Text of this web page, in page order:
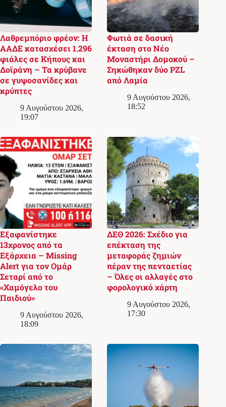
Λαθρεμπόριο φρέον: Η
ΑΑΔΕ κατασχέσει 1.296
φιάλες σε Κήπους και
Δοϊράνη – Τα κρύβανε
σε γυψοσανίδες και
κρύπτες
9 Αυγούστου 2026,
19:07
Φωτιά σε δασική
έκταση στο Νέο
Μοναστήρι Δομοκού –
Σηκώθηκαν δύο PZL
από Λαμία
9 Αυγούστου 2026,
18:52
Εξαφανίστηκε
13χρονος από τα
Εξάρχεια – Missing
Alert για τον Ομάρ
Σεταρί από το
«Χαμόγελο του
Παιδιού»
9 Αυγούστου 2026,
18:09
ΔΕΘ 2026: Σχέδιο για
επέκταση της
μεταφοράς ζημιών
πέραν της πενταετίας
– Όλες οι αλλαγές στο
φορολογικό χάρτη
9 Αυγούστου 2026,
17:30